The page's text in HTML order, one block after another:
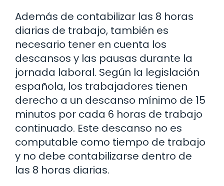
Además de contabilizar las 8 horas
diarias de trabajo, también es
necesario tener en cuenta los
descansos y las pausas durante la
jornada laboral. Según la legislación
española, los trabajadores tienen
derecho a un descanso mínimo de 15
minutos por cada 6 horas de trabajo
continuado. Este descanso no es
computable como tiempo de trabajo
y no debe contabilizarse dentro de
las 8 horas diarias.